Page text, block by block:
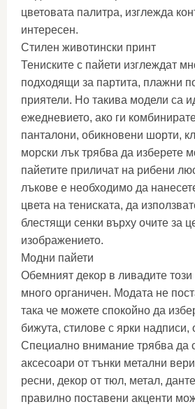
цветовата палитра, изглежда
интересен.
Стилен животински принт
Тениските с пайети изглеждат
подходящи за партита, плажни
приятели. Но такива модели са
ежедневието, ако ги
панталони, обикновени шорти,
морски лък трябва да изберете
пайетите приличат на рибени
лъкове е необходимо да
цвета на тениската, да
блестящи сенки върху очите за
изображението.
Модни пайети
Обемният декор в ливадите този
много органичен. Модата не
така че можете спокойно да
бижута, стилове с ярки
Специално внимание трябва да
аксесоари от тънки метални
ресни, декор от тюл, метал,
правилно поставени акценти